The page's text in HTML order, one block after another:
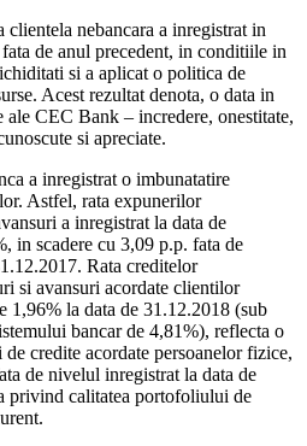
clientela nebancara a inregistrat in
de anul precedent, in conditiile in
si a aplicat o politica de
Acest rezultat denota, o data in
CEC Bank – incredere, onestitate,
si apreciate.
a inregistrat o imbunatatire
Astfel, rata expunerilor
a inregistrat la data de
in scadere cu 3,09 p.p. fata de
Rata creditelor
si avansuri acordate clientilor
1,96% la data de 31.12.2018 (sub
bancar de 4,81%), reflecta o
credite acordate persoanelor fizice,
de nivelul inregistrat la data de
privind calitatea portofoliului de